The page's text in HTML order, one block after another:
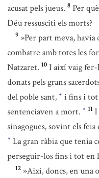
acusat pels jueus. 8 Per
Déu ressusciti els morts?
9 »Per part meva,
combatre amb totes les
Natzaret. 10 I així vaig fer-
donats pels grans
del poble sant, * i fins i tot
sentenciaven a mort. * 11 I
sinagogues, sovint els
* La gran ràbia que tenia
perseguir-los fins i tot en
12 »Així, doncs, en una